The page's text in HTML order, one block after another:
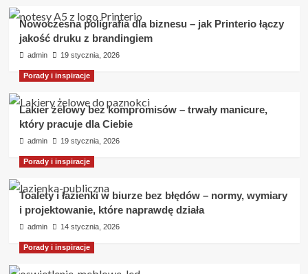
Nowoczesna poligrafia dla biznesu – jak Printerio łączy
jakość druku z brandingiem
admin 19 stycznia, 2026
Porady i inspiracje
Lakier żelowy bez kompromisów – trwały manicure,
który pracuje dla Ciebie
admin 19 stycznia, 2026
Porady i inspiracje
Toalety i łazienki w biurze bez błędów – normy, wymiary
i projektowanie, które naprawdę działa
admin 14 stycznia, 2026
Porady i inspiracje